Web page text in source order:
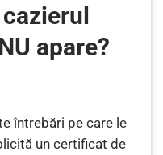
apare?
întrebări pe care le
un certificat de